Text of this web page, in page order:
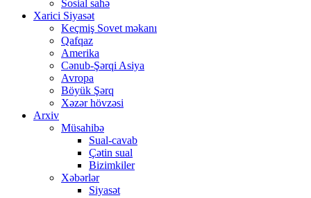
Sosial sahə
Xarici Siyasət
Keçmiş Sovet məkanı
Qafqaz
Amerika
Cənub-Şərqi Asiya
Avropa
Böyük Şərq
Xəzər hövzəsi
Arxiv
Müsahibə
Sual-cavab
Çətin sual
Bizimkiler
Xəbərlər
Siyasət